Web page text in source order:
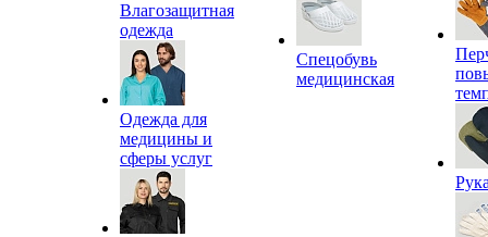
Влагозащитная
одежда
Одежда для
медицины и
сферы услуг
Спецобувь
медицинская